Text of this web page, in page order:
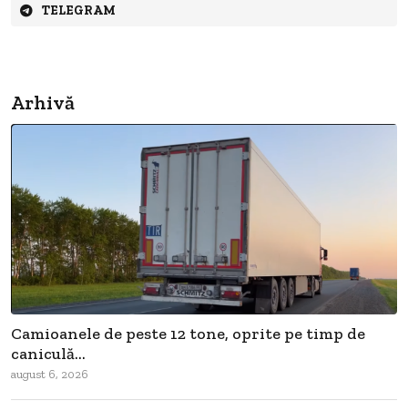
TELEGRAM
Arhivă
Camioanele de peste 12 tone, oprite pe timp de
caniculă...
august 6, 2026